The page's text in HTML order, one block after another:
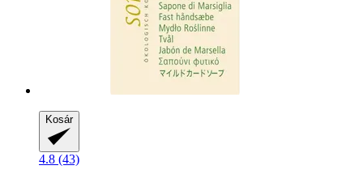
Kosár
4.8 (43)